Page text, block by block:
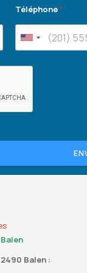
Téléphone*
Balen :